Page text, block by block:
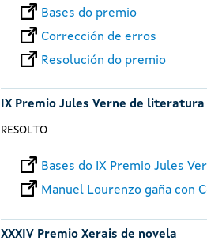
Bases do premio
Corrección de erros
Resolución do premio
IX Premio Jules Verne de
RESOLTO
Bases do IX Premio Jules
Manuel Lourenzo gaña con
XXXIV Premio Xerais de novela